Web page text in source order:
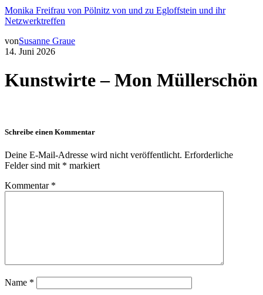
Monika Freifrau von Pölnitz von und zu Egloffstein und ihr
Netzwerktreffen
vonSusanne Graue
14. Juni 2026
Kunstwirte – Mon Müllerschön
Schreibe einen Kommentar
Deine E-Mail-Adresse wird nicht veröffentlicht. Erforderliche
Felder sind mit * markiert
Kommentar *
Name *